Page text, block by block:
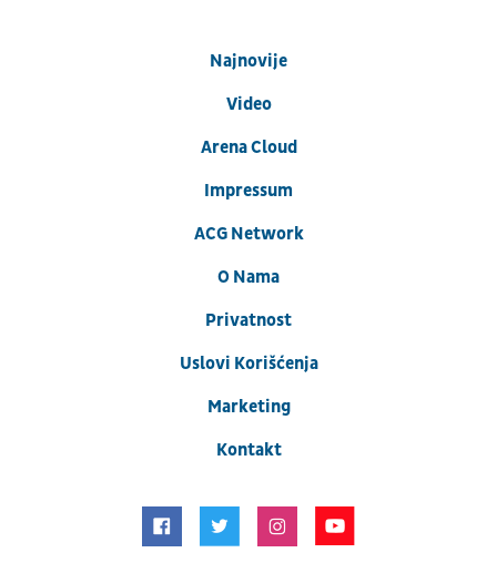
Najnovije
Video
Arena Cloud
Impressum
ACG Network
O Nama
Privatnost
Uslovi Korišćenja
Marketing
Kontakt